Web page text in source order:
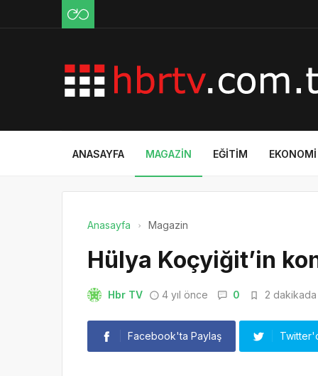
ANASAYFA MAGAZIN EĞITIM EKONOMI
Anasayfa Magazin
Hülya Koçyiğit’in
Hbr TV 4 yıl önce 0 2
Facebook'ta Paylaş